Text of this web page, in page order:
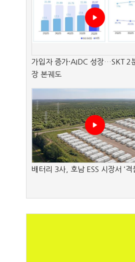
가입자 증가·AIDC 성장…SKT 2
장 본궤도
배터리 3사, 호남 ESS 시장서 ‘격